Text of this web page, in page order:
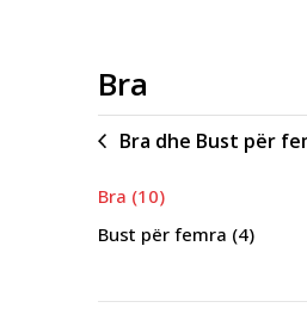
Bra
Bra dhe Bust për
Bra (10)
Bust për femra (4)